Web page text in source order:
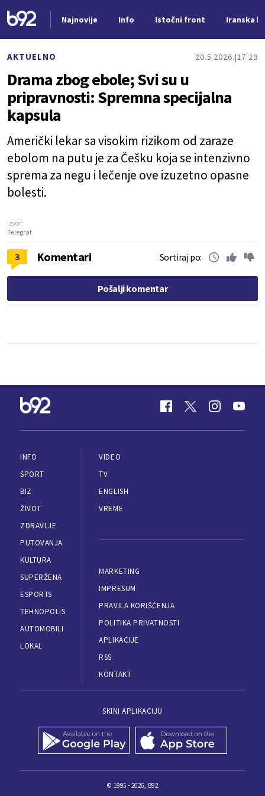
Najnovije Info Istočni front Iranska
AKTUELNO 20.5.2026. 17:29
Drama zbog ebole; Svi su u
pripravnosti: Spremna specijalna
kapsula
Američki lekar sa visokim rizikom od zaraze
ebolom na putu je za Češku koja se intenzivno
sprema za negu i lečenje ove izuzetno opasne
bolesti.
Izvor:
Telegraf
3 Komentari Sortiraj po:
Pošalji komentar
INFO
SPORT
BIZ
ŽIVOT
ZDRAVLJE
PUTOVANJA
KULTURA
SUPERŽENA
ESPORTS
TEHNOPOLIS
AUTOMOBILI
LOKAL
VIDEO
TV
ENGLISH
VREME
MARKETING
IMPRESUM
PRAVILA KORIŠĆENJA
POLITIKA PRIVATNOSTI
APLIKACIJE
RSS
KONTAKT
SKINI APLIKACIJU
© 1995 - 2026, B92